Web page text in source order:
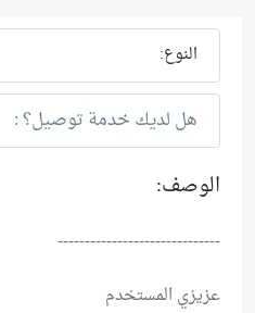
النوع:
هل لديك خدمة توصيل؟ :
الوصف:
------------------------------
عزيزي المستخدم